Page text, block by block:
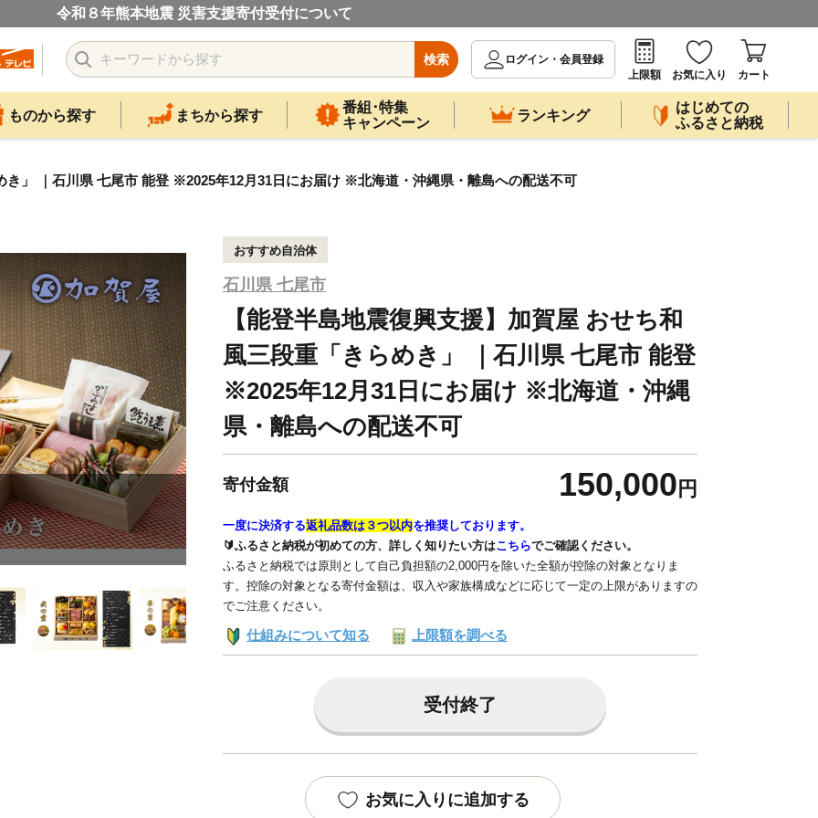
令和８年熊本地震 災害支援寄付受付について
検索
ログイン・会員登録
上限額
お気に入り カート
ものから探す まちから探す
番組･特集
キャンペーン
ランキング
はじめての
ふるさと納税
」 ｜石川県 七尾市 能登 ※2025年12月31日にお届け ※北海道・沖縄県・離島への配送不可
おすすめ自治体
石川県 七尾市
【能登半島地震復興支援】加賀屋 おせち和
風三段重「きらめき」 ｜石川県 七尾市 能登
※2025年12月31日にお届け ※北海道・沖縄
県・離島への配送不可
寄付金額 150,000 円
一度に決済する返礼品数は３つ以内を推奨しております。
🔰ふるさと納税が初めての方、詳しく知りたい方はこちらでご確認ください。
ふるさと納税では原則として自己負担額の2,000円を除いた全額が控除の対象となりま
す。控除の対象となる寄付金額は、収入や家族構成などに応じて一定の上限がありますの
でご注意ください。
仕組みについて知る 上限額を調べる
受付終了
お気に入りに追加する